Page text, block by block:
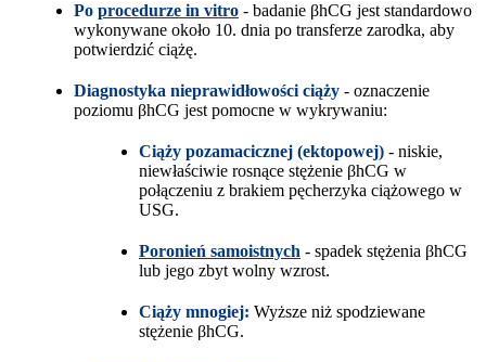
Po procedurze in vitro - badanie βhCG jest standardowo
wykonywane około 10. dnia po transferze zarodka, aby
potwierdzić ciążę.
Diagnostyka nieprawidłowości ciąży - oznaczenie
poziomu βhCG jest pomocne w wykrywaniu:
Ciąży pozamacicznej (ektopowej) - niskie,
niewłaściwie rosnące stężenie βhCG w
połączeniu z brakiem pęcherzyka ciążowego w
USG.
Poronień samoistnych - spadek stężenia βhCG
lub jego zbyt wolny wzrost.
Ciąży mnogiej: Wyższe niż spodziewane
stężenie βhCG.